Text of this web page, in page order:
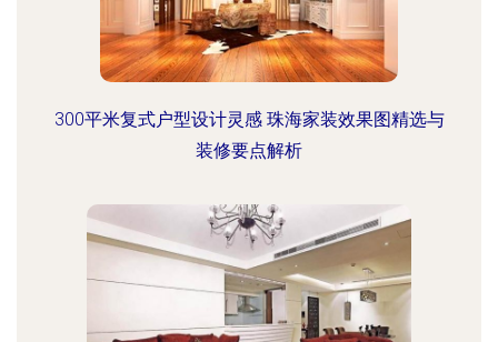
300平米复式户型设计灵感 珠海家装效果图精选与
装修要点解析